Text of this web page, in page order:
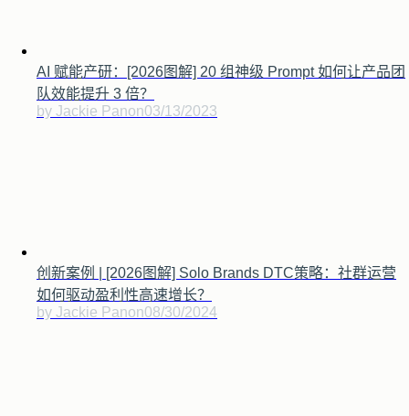
AI 赋能产研：[2026图解] 20 组神级 Prompt 如何让产品团
队效能提升 3 倍？
by Jackie Panon03/13/2023
创新案例 | [2026图解] Solo Brands DTC策略：社群运营
如何驱动盈利性高速增长？
by Jackie Panon08/30/2024